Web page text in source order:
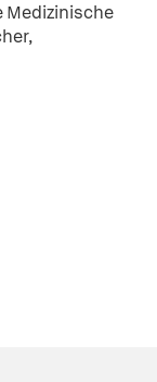
Medizinische